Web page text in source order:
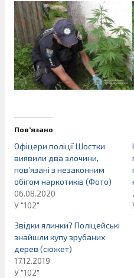
Пов’язано
Офіцери поліції Шостки
виявили два злочини,
пов’язані з незаконним
обігом наркотиків (Фото)
06.08.2020
У "102"
Звідки ялинки? Поліцейські
знайшли купу зрубаних
дерев (сюжет)
17.12.2019
У "102"